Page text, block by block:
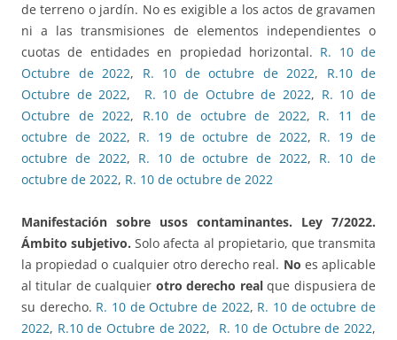
de terreno o jardín. No es exigible a los actos de gravamen
ni a las transmisiones de elementos independientes o
cuotas de entidades en propiedad horizontal. R. 10 de
Octubre de 2022, R. 10 de octubre de 2022, R.10 de
Octubre de 2022, R. 10 de Octubre de 2022, R. 10 de
Octubre de 2022, R.10 de octubre de 2022, R. 11 de
octubre de 2022, R. 19 de octubre de 2022, R. 19 de
octubre de 2022, R. 10 de octubre de 2022, R. 10 de
octubre de 2022, R. 10 de octubre de 2022
Manifestación sobre usos contaminantes. Ley 7/2022.
Ámbito subjetivo.Solo afecta al propietario, que transmita
la propiedad o cualquier otro derecho real. No es aplicable
al titular de cualquier otro derecho realque dispusiera de
su derecho. R. 10 de Octubre de 2022, R. 10 de octubre de
2022, R.10 de Octubre de 2022, R. 10 de Octubre de 2022,